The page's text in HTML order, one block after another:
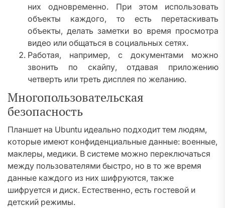
них одновременно. При этом использовать
объекты каждого, то есть перетаскивать
объекты, делать заметки во время просмотра
видео или общаться в социальных сетях.
Работая, например, с документами можно
звонить по скайпу, отдавая приложению
четверть или треть дисплея по желанию.
Многопользовательская
безопасность
Планшет на Ubuntu идеально подходит тем людям,
которые имеют конфиденциальные данные: военные,
маклеры, медики. В системе можно переключаться
между пользователями быстро, но в то же время
данные каждого из них шифруются, также
шифруется и диск. Естественно, есть гостевой и
детский режимы.